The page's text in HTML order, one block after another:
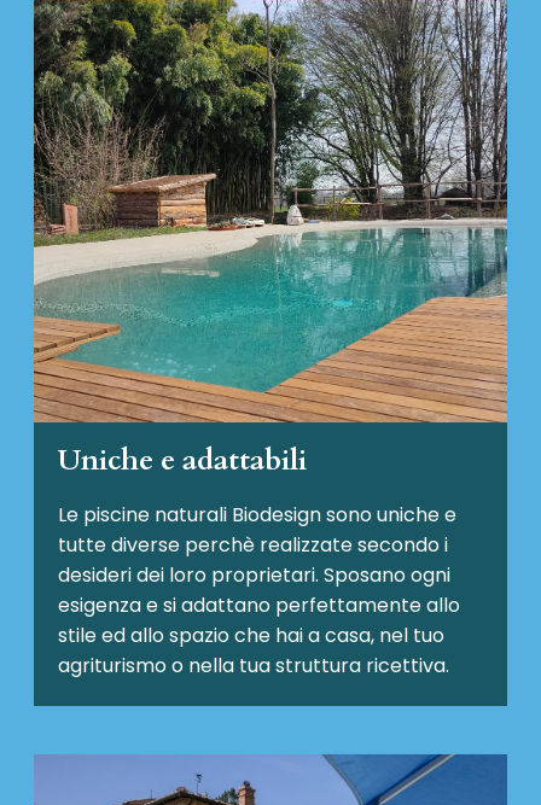
Uniche e adattabili
Le piscine naturali Biodesignsono uniche e
tutte diverse perchè realizzate secondo i
desideri dei loro proprietari. Sposano ogni
esigenza e si adattano perfettamente allo
stile ed allo spazio che hai a casa, nel tuo
agriturismo o nella tua struttura ricettiva.